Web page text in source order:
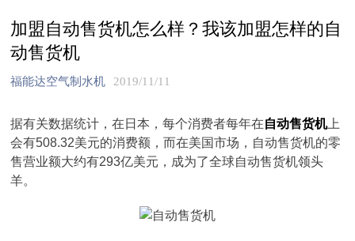
加盟自动售货机怎么样？我该加盟怎样的自
动售货机
福能达空气制水机 2019/11/11
据有关数据统计，在日本，每个消费者每年在自动售货机上
会有508.32美元的消费额，而在美国市场，自动售货机的零
售营业额大约有293亿美元，成为了全球自动售货机领头
羊。